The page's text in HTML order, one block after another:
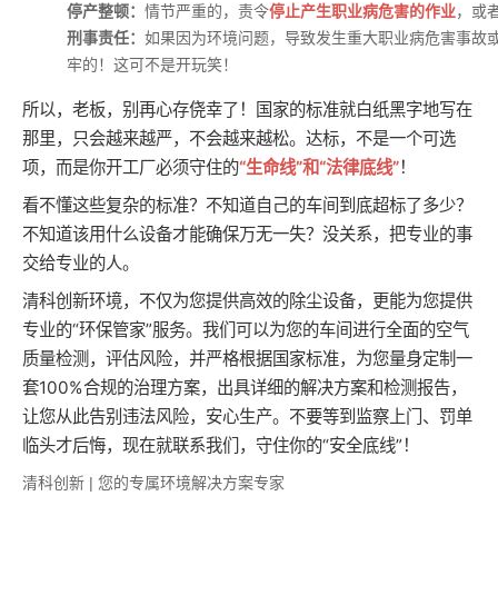
停产整顿： 情节严重的，责令停止产生职业病危害的作业，或
刑事责任： 如果因为环境问题，导致发生重大职业病危害事故
牢的！这可不是开玩笑！
所以，老板，别再心存侥幸了！国家的标准就白纸黑字地写在
那里，只会越来越严，不会越来越松。达标，不是一个可选
项，而是你开工厂必须守住的“生命线”和“法律底线”！
看不懂这些复杂的标准？不知道自己的车间到底超标了多少？
不知道该用什么设备才能确保万无一失？没关系，把专业的事
交给专业的人。
清科创新环境，不仅为您提供高效的除尘设备，更能为您提供
专业的“环保管家”服务。我们可以为您的车间进行全面的空气
质量检测，评估风险，并严格根据国家标准，为您量身定制一
套100%合规的治理方案，出具详细的解决方案和检测报告，
让您从此告别违法风险，安心生产。不要等到监察上门、罚单
临头才后悔，现在就联系我们，守住你的“安全底线”！
清科创新 | 您的专属环境解决方案专家